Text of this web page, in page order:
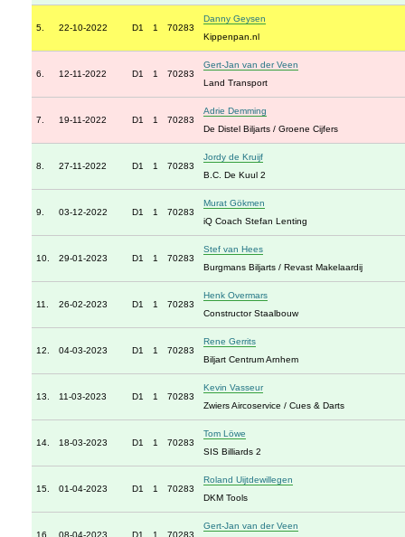
5. 22-10-2022 D1 1 70283
Danny Geysen
Kippenpan.nl
6. 12-11-2022 D1 1 70283
Gert-Jan van der Veen
Land Transport
7. 19-11-2022 D1 1 70283
Adrie Demming
De Distel Biljarts / Groene Cijfers
8. 27-11-2022 D1 1 70283
Jordy de Kruijf
B.C. De Kuul 2
9. 03-12-2022 D1 1 70283
Murat Gökmen
iQ Coach Stefan Lenting
10. 29-01-2023 D1 1 70283
Stef van Hees
Burgmans Biljarts / Revast Makelaardij
11. 26-02-2023 D1 1 70283
Henk Overmars
Constructor Staalbouw
12. 04-03-2023 D1 1 70283
Rene Gerrits
Biljart Centrum Arnhem
13. 11-03-2023 D1 1 70283
Kevin Vasseur
Zwiers Aircoservice / Cues & Darts
14. 18-03-2023 D1 1 70283
Tom Löwe
SIS Billiards 2
15. 01-04-2023 D1 1 70283
Roland Uijtdewillegen
DKM Tools
16. 08-04-2023 D1 1 70283
Gert-Jan van der Veen